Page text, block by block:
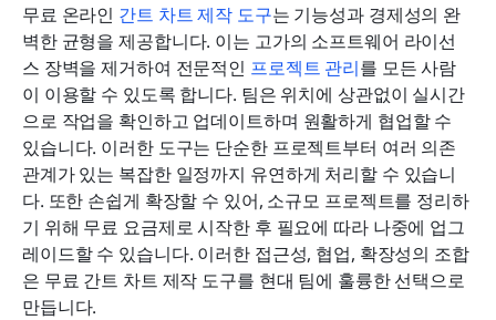
무료 온라인 간트 차트 제작 도구는 기능성과 경제성의 완
벽한 균형을 제공합니다. 이는 고가의 소프트웨어 라이선
스 장벽을 제거하여 전문적인 프로젝트 관리를 모든 사람
이 이용할 수 있도록 합니다. 팀은 위치에 상관없이 실시간
으로 작업을 확인하고 업데이트하며 원활하게 협업할 수
있습니다. 이러한 도구는 단순한 프로젝트부터 여러 의존
관계가 있는 복잡한 일정까지 유연하게 처리할 수 있습니
다. 또한 손쉽게 확장할 수 있어, 소규모 프로젝트를 정리하
기 위해 무료 요금제로 시작한 후 필요에 따라 나중에 업그
레이드할 수 있습니다. 이러한 접근성, 협업, 확장성의 조합
은 무료 간트 차트 제작 도구를 현대 팀에 훌륭한 선택으로
만듭니다.